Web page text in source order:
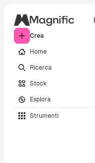
Crea
Home
Ricerca
Stock
Esplora
Strumenti